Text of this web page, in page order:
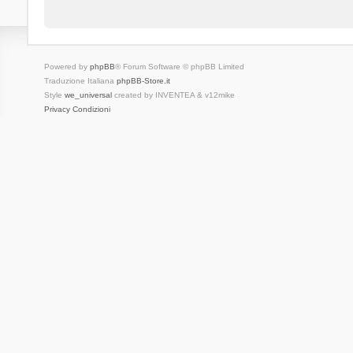
Powered by phpBB® Forum Software © phpBB Limited
Traduzione Italiana phpBB-Store.it
Style we_universalcreated by INVENTEA & v12mike
Privacy Condizioni